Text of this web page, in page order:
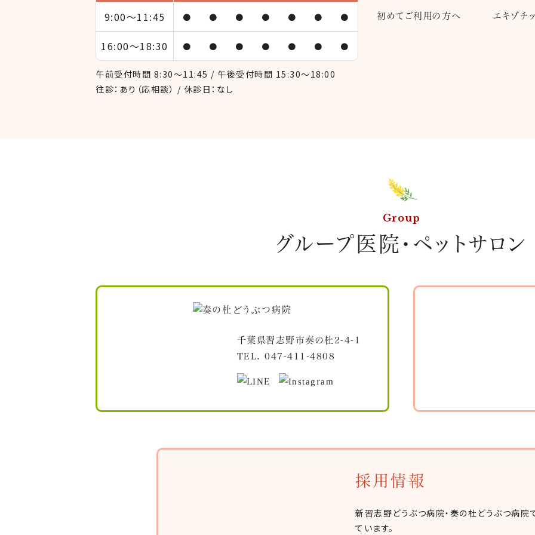
9:00～11:45 ● ● ● ● ● ● ●
16:00～18:30 ● ● ● ● ● ● ●
午前受付時間 8:30～11:45 / 午後受付時間 15:30～18:00
往診：あり（応相談） / 休診日：なし
初めてご利用の方へ エキゾチ
Group
グループ医院・ペットサロン
千葉県習志野市奏の杜2-4-1
TEL.047-411-4808
採用情報
新習志野どうぶつ病院・奏の杜どうぶつ病院
ています。